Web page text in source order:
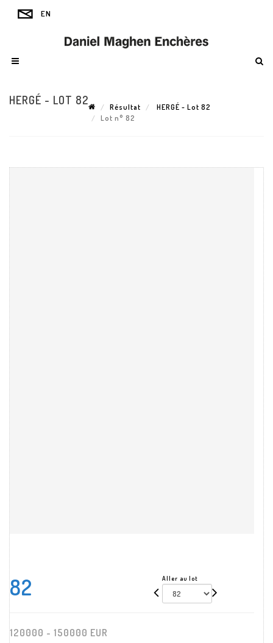
HERGÉ - LOT 82
Résultat
HERGÉ - Lot 82
Lot n° 82
82 Aller au lot
120000 - 150000 EUR